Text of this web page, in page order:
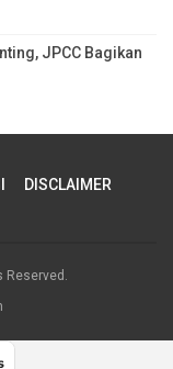
JPCC Bagikan
DISCLAIMER